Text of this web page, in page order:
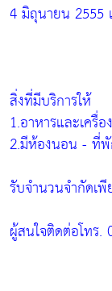
4 มิถุนายน 2555
สิ่งที่มีบริการให้
1.อาหารและเครื่
2.มีห้องนอน - ที่
รับจำนวนจำกัดเ
ผู้สนใจติดต่อโทร.